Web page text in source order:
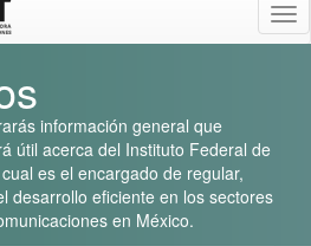
información general que
útil acerca del Instituto Federal de
es el encargado de regular,
desarrollo eficiente en los sectores
en México.